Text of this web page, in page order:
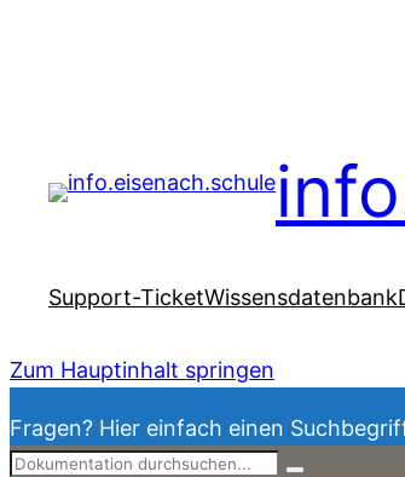
Support-TicketWissensdatenbank
Zum Hauptinhalt springen
Fragen? Hier einfach einen